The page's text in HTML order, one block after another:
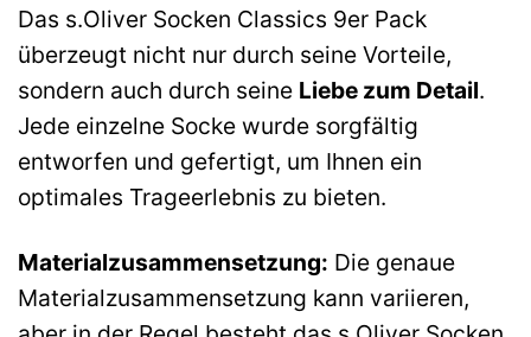
Das s.Oliver Socken Classics 9er Pack
überzeugt nicht nur durch seine Vorteile,
sondern auch durch seine Liebe zum Detail.
Jede einzelne Socke wurde sorgfältig
entworfen und gefertigt, um Ihnen ein
optimales Trageerlebnis zu bieten.
Materialzusammensetzung: Die genaue
Materialzusammensetzung kann variieren,